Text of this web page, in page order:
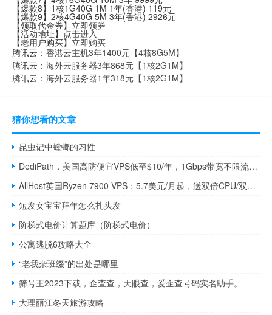
【爆款8】1核1G40G 1M 1年(香港) 119元
【爆款9】2核4G40G 5M 3年(香港) 2926元
【领取代金券】 立即领券
【活动地址】 点击进入
【老用户购买】立即购买
腾讯云： 香港云主机3年1400元【4核8G5M】
腾讯云： 海外云服务器3年868元【1核2G1M】
腾讯云： 海外云服务器1年318元【1核2G1M】
猜你想看的文章
昆虫记中螳螂的习性
DediPath，美国高防便宜VPS低至$10/年，1Gbps带宽不限流量/免费20G DDOS防御，特价高防御美国独立服务器低至$39/月
AllHost英国Ryzen 7900 VPS：5.7美元/月起，送双倍CPU/双倍内存/双倍流量
短发女宝宝拜年怎么扎头发
阶梯式电价计算题库（阶梯式电价）
公寓逃脱6攻略大全
“老我杂班缀”的出处是哪里
筛号王2023下载，企查查，天眼查，爱企查号码实名助手。
大理丽江冬天旅游攻略